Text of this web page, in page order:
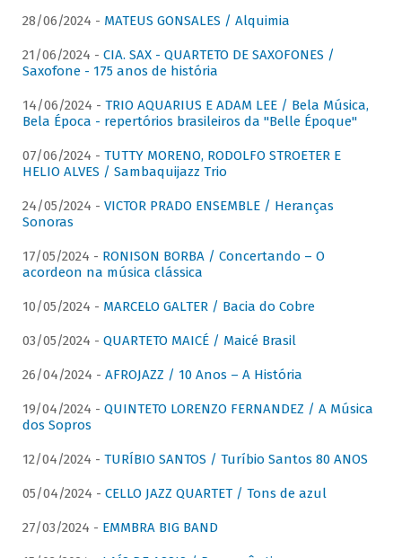
28/06/2024 - MATEUS GONSALES / Alquimia
21/06/2024 - CIA. SAX - QUARTETO DE SAXOFONES /
Saxofone - 175 anos de história
14/06/2024 - TRIO AQUARIUS E ADAM LEE / Bela Música,
Bela Época - repertórios brasileiros da "Belle Époque"
07/06/2024 - TUTTY MORENO, RODOLFO STROETER E
HELIO ALVES / Sambaquijazz Trio
24/05/2024 - VICTOR PRADO ENSEMBLE / Heranças
Sonoras
17/05/2024 - RONISON BORBA / Concertando – O
acordeon na música clássica
10/05/2024 - MARCELO GALTER / Bacia do Cobre
03/05/2024 - QUARTETO MAICÉ / Maicé Brasil
26/04/2024 - AFROJAZZ / 10 Anos – A História
19/04/2024 - QUINTETO LORENZO FERNANDEZ / A Música
dos Sopros
12/04/2024 - TURÍBIO SANTOS / Turíbio Santos 80 ANOS
05/04/2024 - CELLO JAZZ QUARTET / Tons de azul
27/03/2024 - EMMBRA BIG BAND